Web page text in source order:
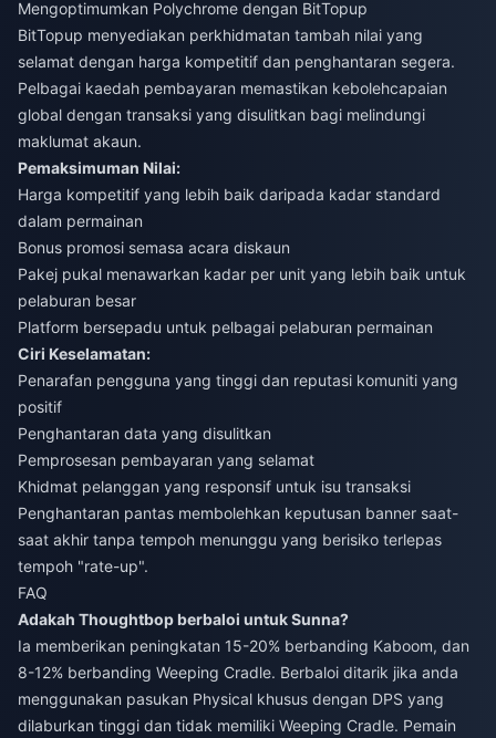
Mengoptimumkan Polychrome dengan BitTopup
BitTopup menyediakan perkhidmatan tambah nilai yang
selamat dengan harga kompetitif dan penghantaran segera.
Pelbagai kaedah pembayaran memastikan kebolehcapaian
global dengan transaksi yang disulitkan bagi melindungi
maklumat akaun.
Pemaksimuman Nilai:
Harga kompetitif yang lebih baik daripada kadar standard
dalam permainan
Bonus promosi semasa acara diskaun
Pakej pukal menawarkan kadar per unit yang lebih baik untuk
pelaburan besar
Platform bersepadu untuk pelbagai pelaburan permainan
Ciri Keselamatan:
Penarafan pengguna yang tinggi dan reputasi komuniti yang
positif
Penghantaran data yang disulitkan
Pemprosesan pembayaran yang selamat
Khidmat pelanggan yang responsif untuk isu transaksi
Penghantaran pantas membolehkan keputusan banner saat-
saat akhir tanpa tempoh menunggu yang berisiko terlepas
tempoh "rate-up".
FAQ
Adakah Thoughtbop berbaloi untuk Sunna?
Ia memberikan peningkatan 15-20% berbanding Kaboom, dan
8-12% berbanding Weeping Cradle. Berbaloi ditarik jika anda
menggunakan pasukan Physical khusus dengan DPS yang
dilaburkan tinggi dan tidak memiliki Weeping Cradle. Pemain